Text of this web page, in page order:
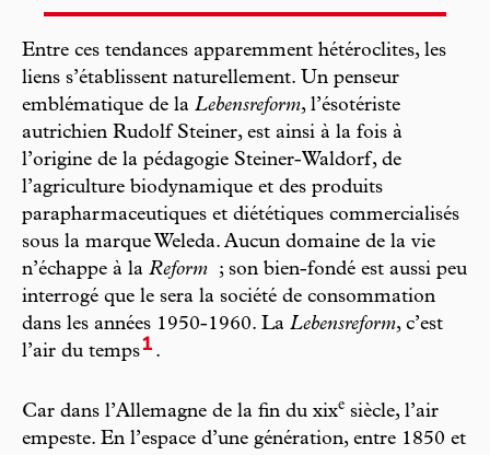
Entre ces tendances apparemment hétéroclites, les
liens s’établissent naturellement. Un penseur
emblématique de la Lebensreform, l’ésotériste
autrichien Rudolf Steiner, est ainsi à la fois à
l’origine de la pédagogie Steiner-Waldorf, de
l’agriculture biodynamique et des produits
parapharmaceutiques et diététiques commercialisés
sous la marque Weleda. Aucun domaine de la vie
n’échappe à la Reform
; son bien-fondé est aussi peu
interrogé que le sera la société de consommation
dans les années 1950-1960. La Lebensreform, c’est
l’air du temps1 .
Car dans l’Allemagne de la fin du xixe siècle, l’air
empeste. En l’espace d’une génération, entre 1850 et